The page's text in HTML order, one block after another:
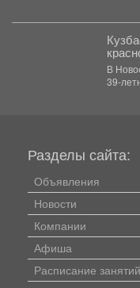
В
Разделы сайта:
Объявления
Новости
Компании
Афиша
Расписание занятий